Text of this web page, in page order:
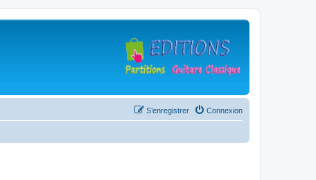
Connexion
S’enregistrer